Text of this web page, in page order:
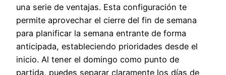
una serie de ventajas. Esta configuración te
permite aprovechar el cierre del fin de semana
para planificar la semana entrante de forma
anticipada, estableciendo prioridades desde el
inicio. Al tener el domingo como punto de
partida, puedes separar claramente los días de